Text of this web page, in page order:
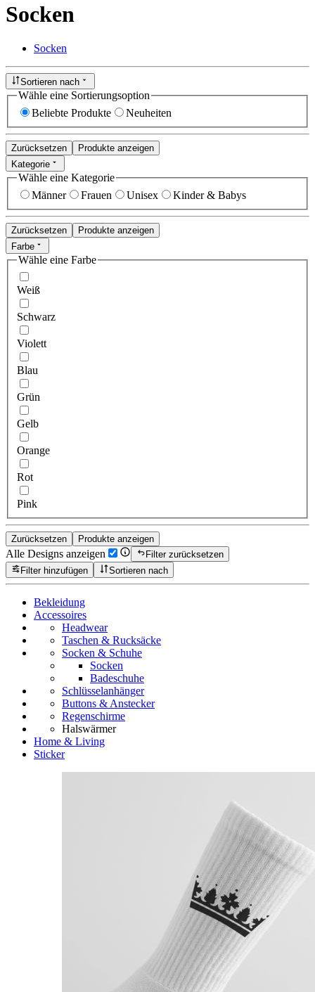
Socken
Socken
Sortieren nach
Wähle eine Sortierungsoption
Beliebte Produkte
Neuheiten
Zurücksetzen
Produkte anzeigen
Kategorie
Wähle eine Kategorie
Männer
Frauen Unisex Kinder & Babys
Zurücksetzen
Produkte anzeigen
Farbe
Wähle eine Farbe
Weiß
Schwarz
Violett
Blau
Grün
Gelb
Orange
Rot
Pink
Zurücksetzen Produkte anzeigen
Alle Designs anzeigen
Filter zurücksetzen
Filter hinzufügen
Sortieren nach
Bekleidung
Accessoires
Headwear
Taschen & Rucksäcke
Socken & Schuhe
Socken
Badeschuhe
Schlüsselanhänger
Buttons & Anstecker
Regenschirme
Halswärmer
Home & Living
Sticker